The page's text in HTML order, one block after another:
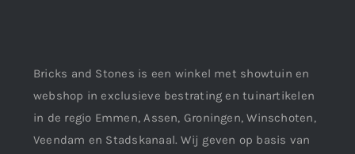
Bricks and Stones is een winkel met showtuin en
webshop in exclusieve bestrating en tuinartikelen
in de regio Emmen, Assen, Groningen, Winschoten,
Veendam en Stadskanaal. Wij geven op basis van